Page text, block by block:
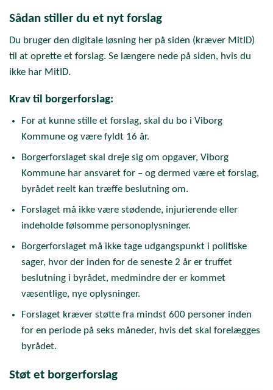
Sådan stiller du et nyt forslag
Du bruger den digitale løsning her på siden (kræver MitID)
til at oprette et forslag. Se længere nede på siden, hvis du
ikke har MitID.
Krav til borgerforslag:
For at kunne stille et forslag, skal du bo i Viborg
Kommune og være fyldt 16 år.
Borgerforslaget skal dreje sig om opgaver, Viborg
Kommune har ansvaret for – og dermed være et forslag,
byrådet reelt kan træffe beslutning om.
Forslaget må ikke være stødende, injurierende eller
indeholde følsomme personoplysninger.
Borgerforslaget må ikke tage udgangspunkt i politiske
sager, hvor der inden for de seneste 2 år er truffet
beslutning i byrådet, medmindre der er kommet
væsentlige, nye oplysninger.
Forslaget kræver støtte fra mindst 600 personer inden
for en periode på seks måneder, hvis det skal forelægges
byrådet.
Støt et borgerforslag